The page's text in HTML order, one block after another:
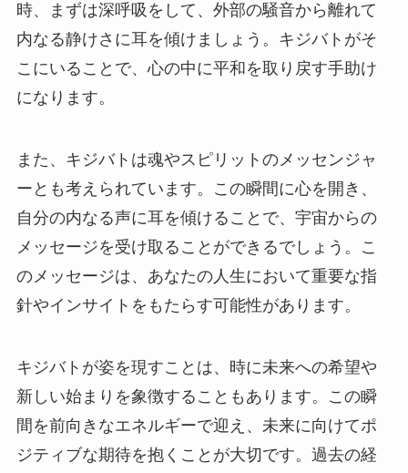
時、まずは深呼吸をして、外部の騒音から離れて
内なる静けさに耳を傾けましょう。キジバトがそ
こにいることで、心の中に平和を取り戻す手助け
になります。
また、キジバトは魂やスピリットのメッセンジャ
ーとも考えられています。この瞬間に心を開き、
自分の内なる声に耳を傾けることで、宇宙からの
メッセージを受け取ることができるでしょう。こ
のメッセージは、あなたの人生において重要な指
針やインサイトをもたらす可能性があります。
キジバトが姿を現すことは、時に未来への希望や
新しい始まりを象徴することもあります。この瞬
間を前向きなエネルギーで迎え、未来に向けてポ
ジティブな期待を抱くことが大切です。過去の経